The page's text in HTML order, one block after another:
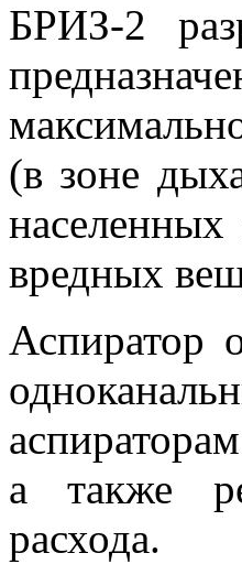
БРИЗ-2
(в зоне
вредных
Аспиратор
а также
расхода.